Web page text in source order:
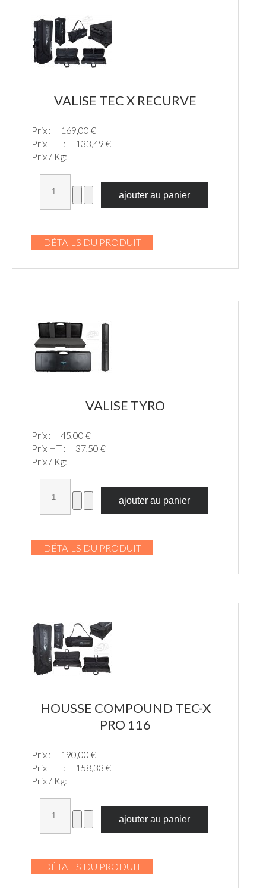
VALISE TEC X RECURVE
Prix :
169,00 €
Prix HT :
133,49 €
Prix / Kg:
DÉTAILS DU PRODUIT
VALISE TYRO
Prix :
45,00 €
Prix HT :
37,50 €
Prix / Kg:
DÉTAILS DU PRODUIT
HOUSSE COMPOUND TEC-X
PRO 116
Prix :
190,00 €
Prix HT :
158,33 €
Prix / Kg:
DÉTAILS DU PRODUIT